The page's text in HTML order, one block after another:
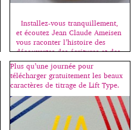
Installez-vous tranquillement,
et écoutez Jean Claude Ameisen
vous raconter l’histoire des
découvertes des écritures et des
langues antiques, de la Perse à
la Crète :
http://www.franceinter.fr/emissi
on-sur-les-epaules-de-darwin,
émission de ce jour, samedi 6
juin. Sources images : Wikipedia.
Plus qu’une journée pour
télécharger gratuitement les beaux
caractères de titrage de Lift Type.